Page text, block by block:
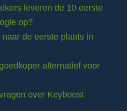
leveren de 10 eerste
op?
de eerste plaats in
alternatief voor
over Keyboost